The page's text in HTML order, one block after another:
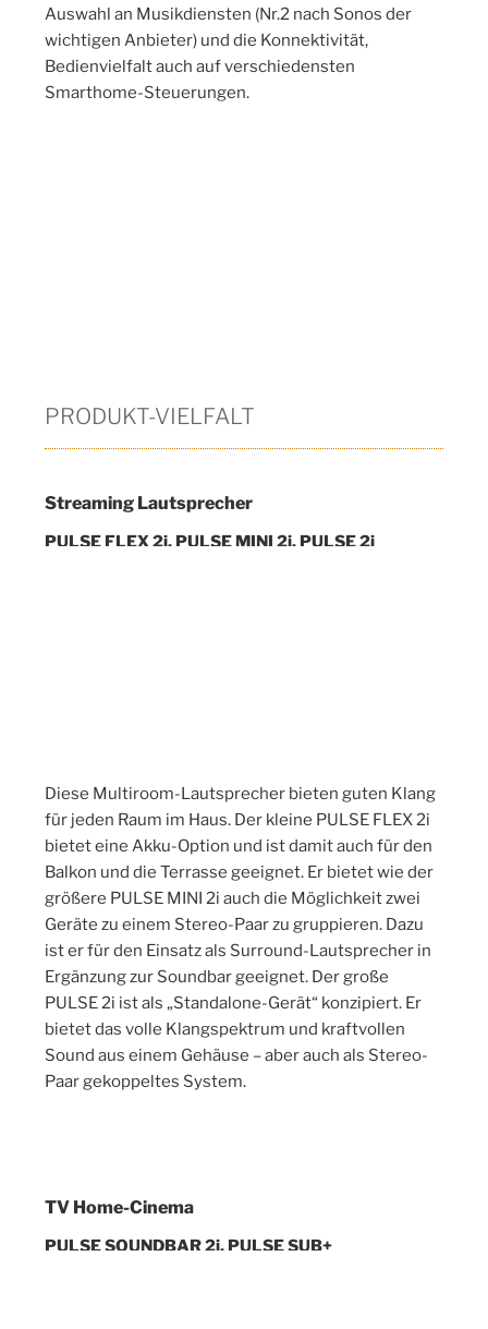
Auswahl an Musikdiensten (Nr.2 nach Sonos der
wichtigen Anbieter) und die Konnektivität,
Bedienvielfalt auch auf verschiedensten
Smarthome-Steuerungen.
PRODUKT-VIELFALT
Streaming Lautsprecher
PULSE FLEX 2i, PULSE MINI 2i, PULSE 2i
Diese Multiroom-Lautsprecher bieten guten Klang
für jeden Raum im Haus. Der kleine PULSE FLEX 2i
bietet eine Akku-Option und ist damit auch für den
Balkon und die Terrasse geeignet. Er bietet wie der
größere PULSE MINI 2i auch die Möglichkeit zwei
Geräte zu einem Stereo-Paar zu gruppieren. Dazu
ist er für den Einsatz als Surround-Lautsprecher in
Ergänzung zur Soundbar geeignet. Der große
PULSE 2i ist als „Standalone-Gerät“ konzipiert. Er
bietet das volle Klangspektrum und kraftvollen
Sound aus einem Gehäuse – aber auch als Stereo-
Paar gekoppeltes System.
TV Home-Cinema
PULSE SOUNDBAR 2i, PULSE SUB+